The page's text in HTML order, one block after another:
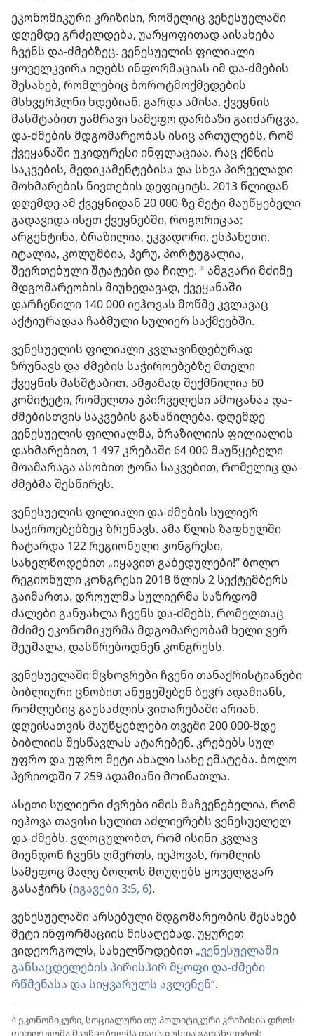
ეკონომიკური კრიზისი, რომელიც ვენესუელაში
დღემდე გრძელდება, უარყოფითად აისახება
ჩვენს და-ძმებზეც. ვენესუელის ფილიალი
ყოველკვირა იღებს ინფორმაციას იმ და-ძმების
შესახებ, რომლებიც ბოროტმოქმედების
მსხვერპლნი ხდებიან. გარდა ამისა, ქვეყნის
მასშტაბით უამრავი სამეფო დარბაზი გაიძარცვა.
და-ძმების მდგომარეობას ისიც ართულებს, რომ
ქვეყანაში უკიდურესი ინფლაციაა, რაც ქმნის
საკვების, მედიკამენტებისა და სხვა პირველადი
მოხმარების ნივთების დეფიციტს. 2013 წლიდან
დღემდე ამ ქვეყნიდან 20 000-ზე მეტი მაუწყებელი
გადავიდა ისეთ ქვეყნებში, როგორიცაა:
არგენტინა, ბრაზილია, ეკვადორი, ესპანეთი,
იტალია, კოლუმბია, პერუ, პორტუგალია,
შეერთებული შტატები და ჩილე. *ამგვარი მძიმე
მდგომარეობის მიუხედავად, ქვეყანაში
დარჩენილი 140 000 იეჰოვას მოწმე კვლავაც
აქტიურადაა ჩაბმული სულიერ საქმეებში.
ვენესუელის ფილიალი კვლავინდებურად
ზრუნავს და-ძმების საჭიროებებზე მთელი
ქვეყნის მასშტაბით. ამჟამად შექმნილია 60
კომიტეტი, რომელთა უპირველესი ამოცანაა და-
ძმებისთვის საკვების განაწილება. დღემდე
ვენესუელის ფილიალმა, ბრაზილიის ფილიალის
დახმარებით, 1 497 კრებაში 64 000 მაუწყებელი
მოამარაგა ასობით ტონა საკვებით, რომელიც და-
ძმებმა შესწირეს.
ვენესუელის ფილიალი და-ძმების სულიერ
საჭიროებებზეც ზრუნავს. ამა წლის ზაფხულში
ჩატარდა 122 რეგიონული კონგრესი,
სახელწოდებით „იყავით გაბედულები!“ ბოლო
რეგიონული კონგრესი 2018 წლის 2 სექტემბერს
გაიმართა. დროულმა სულიერმა საზრდომ
ძალები განუახლა ჩვენს და-ძმებს, რომელთაც
მძიმე ეკონომიკურმა მდგომარეობამ ხელი ვერ
შეუშალა, დასწრებოდნენ კონგრესს.
ვენესუელაში მცხოვრები ჩვენი თანაქრისტიანები
ბიბლიური ცნობით ანუგეშებენ ბევრ ადამიანს,
რომლებიც გაუსაძლის ვითარებაში არიან.
დღეისათვის მაუწყებლები თვეში 200 000-მდე
ბიბლიის შესწავლას ატარებენ. კრებებს სულ
უფრო და უფრო მეტი ახალი სახე ემატება. ბოლო
პერიოდში 7 259 ადამიანი მოინათლა.
ასეთი სულიერი ძვრები იმის მაჩვენებელია, რომ
იეჰოვა თავისი სულით აძლიერებს ვენესუელელ
და-ძმებს. ვლოცულობთ, რომ ისინი კვლავ
მიენდონ ჩვენს ღმერთს, იეჰოვას, რომლის
სამეფოც მალე ბოლოს მოუღებს ყოველგვარ
გასაჭირს (იგავები 3:5, 6).
ვენესუელაში არსებული მდგომარეობის შესახებ
მეტი ინფორმაციის მისაღებად, უყურეთ
ვიდეორგოლს, სახელწოდებით „ვენესუელაში
განსაცდელების პირისპირ მყოფი და-ძმები
რწმენასა და სიყვარულს ავლენენ“.
^ეკონომიკური, სოციალური თუ პოლიტიკური კრიზისის დროს
თითოეულმა მაუწყებელმა თავად უნდა გადაწყვიტოს,